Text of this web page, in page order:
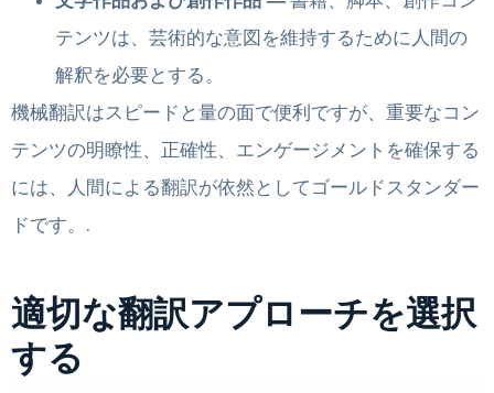
テンツは、芸術的な意図を維持するために人間の
解釈を必要とする。
機械翻訳はスピードと量の面で便利ですが、重要なコン
テンツの明瞭性、正確性、エンゲージメントを確保する
には、人間による翻訳が依然としてゴールドスタンダー
ドです。.
適切な翻訳アプローチを選択
する